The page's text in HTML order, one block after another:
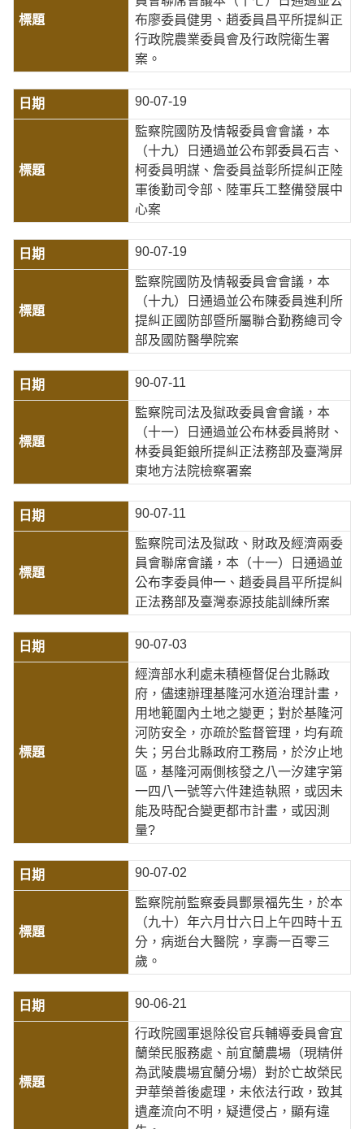
布廖委員健男、趙委員昌平所提糾正
行政院農業委員會及行政院衛生署
案。
90-07-19
監察院國防及情報委員會會議，本
（十九）日通過並公布郭委員石吉、
柯委員明謀、詹委員益彰所提糾正陸
軍後勤司令部、陸軍兵工整備發展中
心案
90-07-19
監察院國防及情報委員會會議，本
（十九）日通過並公布陳委員進利所
提糾正國防部暨所屬聯合勤務總司令
部及國防醫學院案
90-07-11
監察院司法及獄政委員會會議，本
（十一）日通過並公布林委員將財、
林委員鉅鋃所提糾正法務部及臺灣屏
東地方法院檢察署案
90-07-11
監察院司法及獄政、財政及經濟兩委
員會聯席會議，本（十一）日通過並
公布李委員伸一、趙委員昌平所提糾
正法務部及臺灣泰源技能訓練所案
90-07-03
經濟部水利處未積極督促台北縣政
府，儘速辦理基隆河水道治理計畫，
用地範圍內土地之變更；對於基隆河
河防安全，亦疏於監督管理，均有疏
失；另台北縣政府工務局，於汐止地
區，基隆河兩側核發之八一汐建字第
一四八一號等六件建造執照，或因未
能及時配合變更都市計畫，或因測
量?
90-07-02
監察院前監察委員酆景福先生，於本
（九十）年六月廿六日上午四時十五
分，病逝台大醫院，享壽一百零三
歲。
90-06-21
行政院國軍退除役官兵輔導委員會宜
蘭榮民服務處、前宜蘭農場（現精併
為武陵農場宜蘭分場）對於亡故榮民
尹華榮善後處理，未依法行政，致其
遺產流向不明，疑遭侵占，顯有違